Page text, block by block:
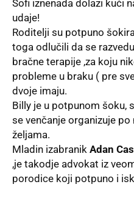
Sofi iznenada dolazi kući
udaje!
Roditelji su potpuno
toga odlučili da se
bračne terapije ,za koju
probleme u braku ( pre
dvoje imaju.
Billy je u potpunom šoku,
se venčanje organizuje
željama.
Mladin izabranik Adan
,je takodje advokat iz
porodice koji potpuno i